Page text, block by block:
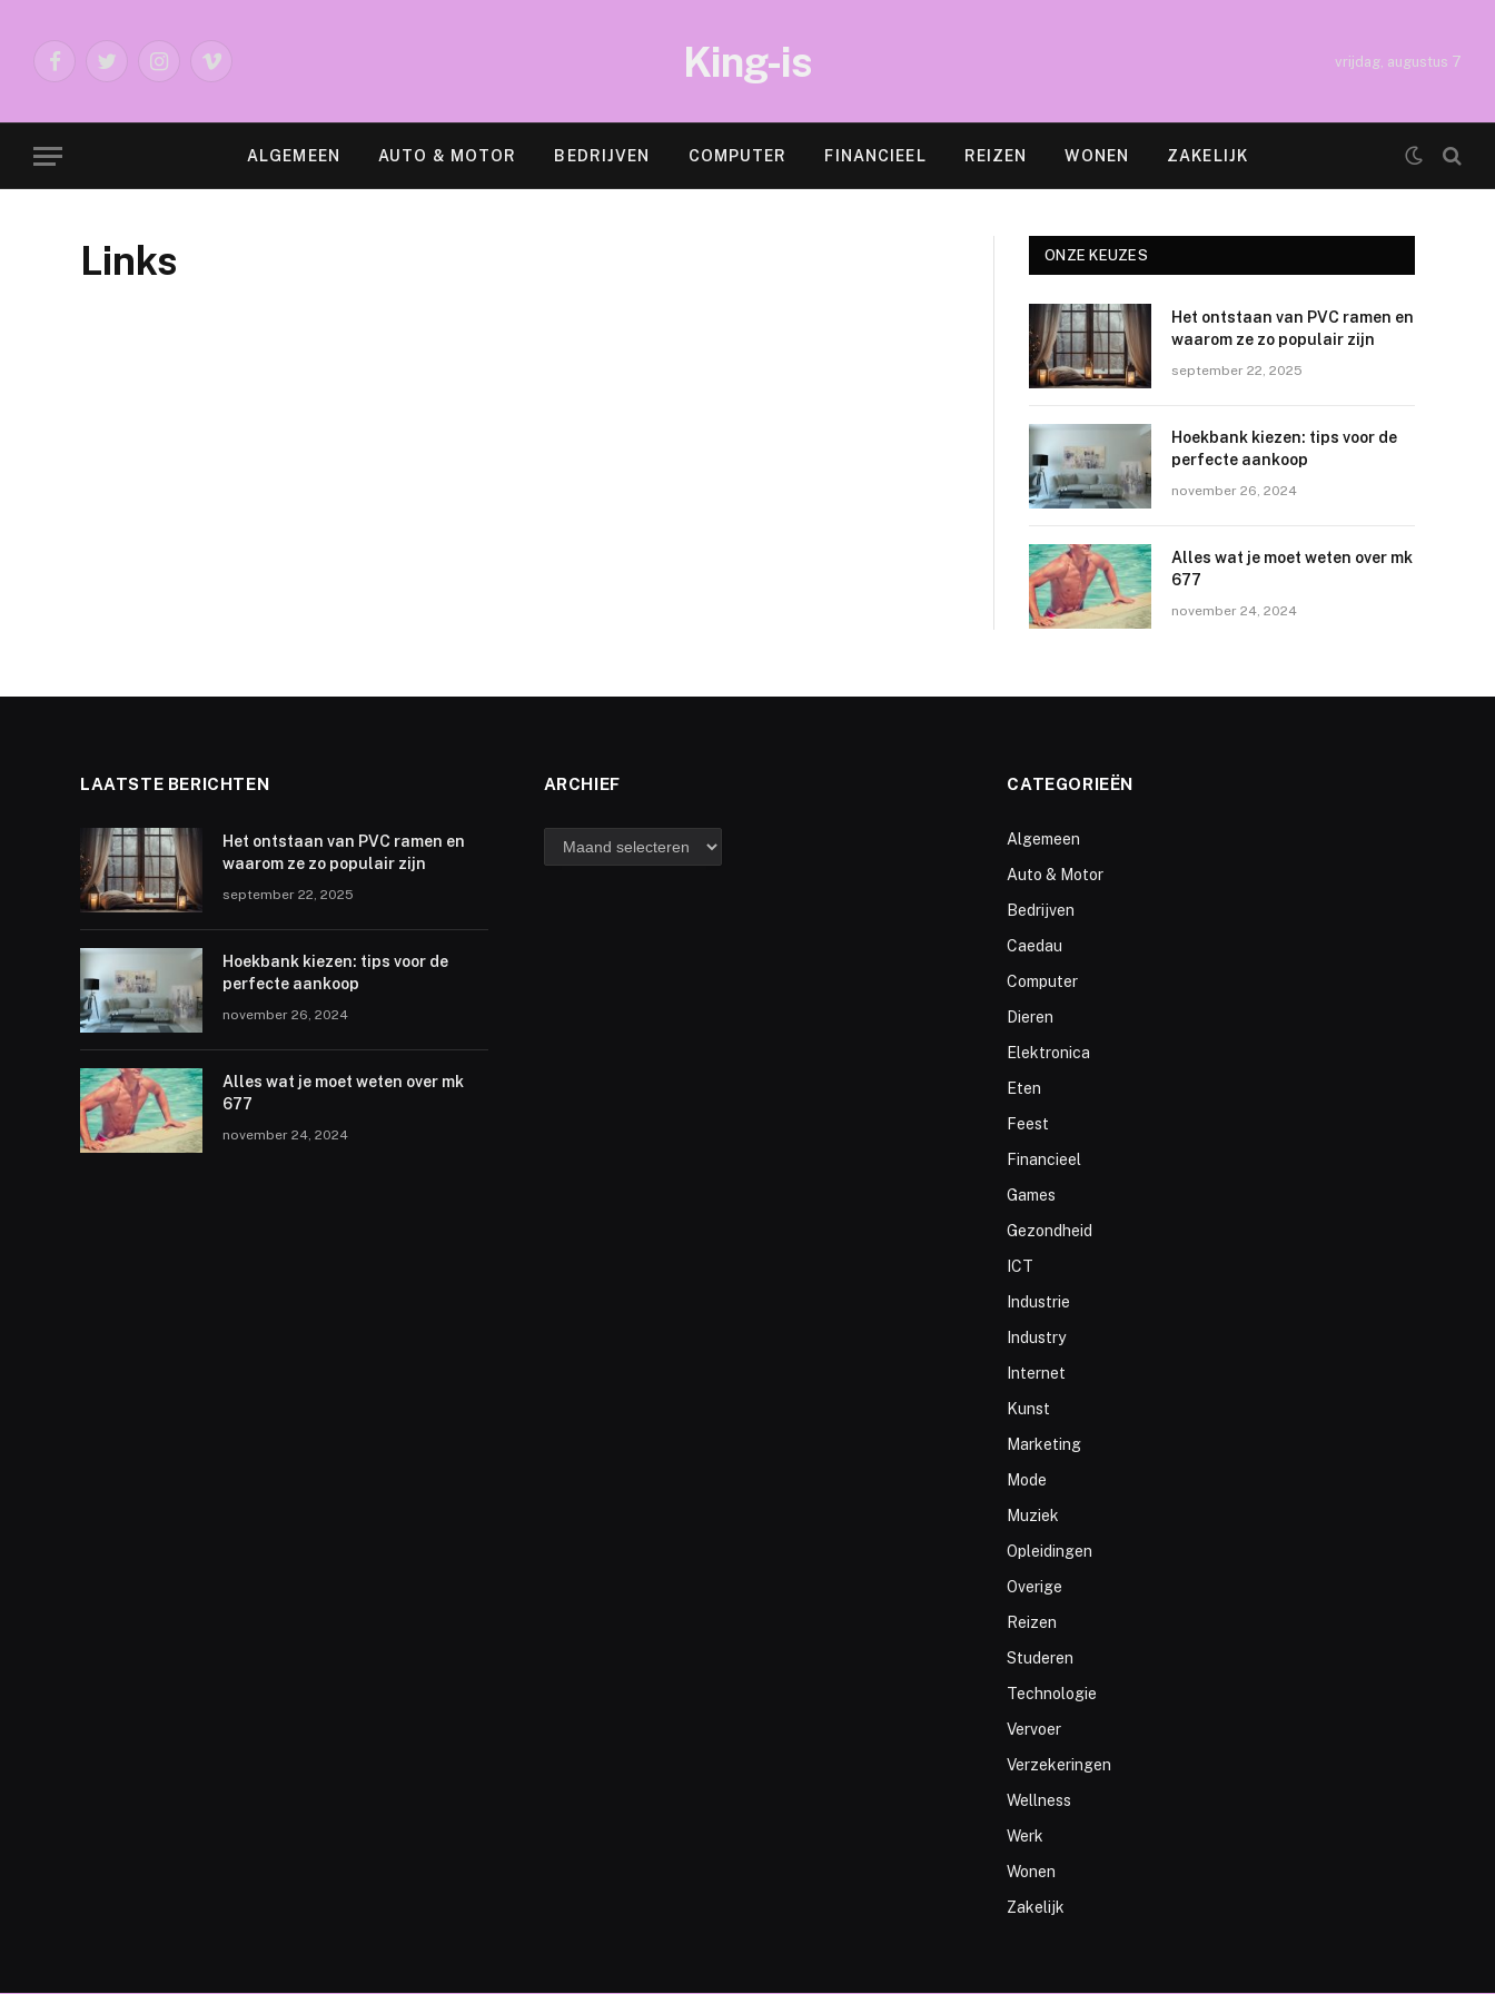
FacebookTwitterInstagramVimeo King-is vrijdag, augustus 7
ALGEMEEN AUTO & MOTOR BEDRIJVEN COMPUTER FINANCIEEL REIZEN WONEN ZAKELIJK
Links ONZE KEUZES
Het ontstaan van PVC ramen en
waarom ze zo populair zijn
september 22, 2025
Hoekbank kiezen: tips voor de
perfecte aankoop
november 26, 2024
Alles wat je moet weten over mk
677
november 24, 2024
LAATSTE BERICHTEN
Het ontstaan van PVC ramen en
waarom ze zo populair zijn
september 22, 2025
Hoekbank kiezen: tips voor de
perfecte aankoop
november 26, 2024
Alles wat je moet weten over mk
677
november 24, 2024
ARCHIEF
archief
CATEGORIEËN
Algemeen
Auto & Motor
Bedrijven
Caedau
Computer
Dieren
Elektronica
Eten
Feest
Financieel
Games
Gezondheid
ICT
Industrie
Industry
Internet
Kunst
Marketing
Mode
Muziek
Opleidingen
Overige
Reizen
Studeren
Technologie
Vervoer
Verzekeringen
Wellness
Werk
Wonen
Zakelijk